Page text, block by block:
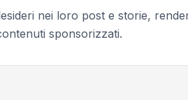
nei loro post e storie,
sponsorizzati.